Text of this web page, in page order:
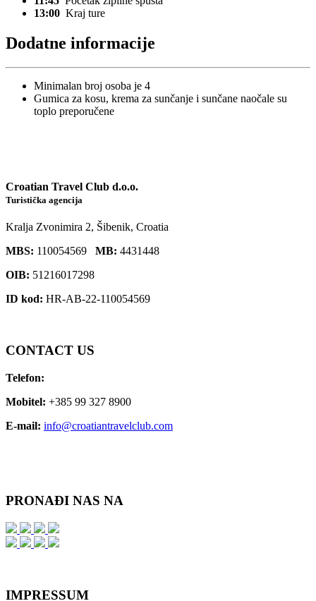
13:00 Kraj ture
Dodatne informacije
Minimalan broj osoba je 4
Gumica za kosu, krema za sunčanje i sunčane naočale su
toplo preporučene
Croatian Travel Club d.o.o.
Turistička agencija
Kralja Zvonimira 2, Šibenik, Croatia
MBS: 110054569 MB: 4431448
OIB: 51216017298
ID kod: HR-AB-22-110054569
CONTACT US
Telefon:
Mobitel: +385 99 327 8900
E-mail: info@croatiantravelclub.com
PRONAĐI NAS NA
IMPRESSUM